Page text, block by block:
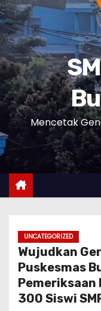
Mencetak
UNCATEGORIZED
Wujudkan
Puskesmas
Pemeriksaan
300 Siswi